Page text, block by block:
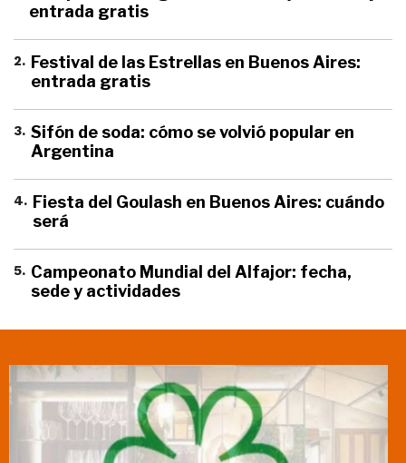
entrada gratis
2. Festival de las Estrellas en Buenos Aires:
entrada gratis
3. Sifón de soda: cómo se volvió popular en
Argentina
4. Fiesta del Goulash en Buenos Aires: cuándo
será
5. Campeonato Mundial del Alfajor: fecha,
sede y actividades